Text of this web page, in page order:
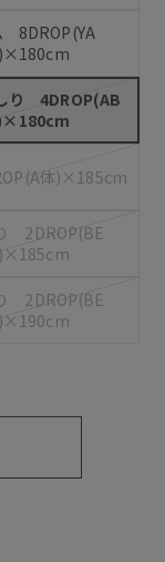
8DROP(YA
り 4DROP(AB
体)×185cm
2DROP(BE
2DROP(BE